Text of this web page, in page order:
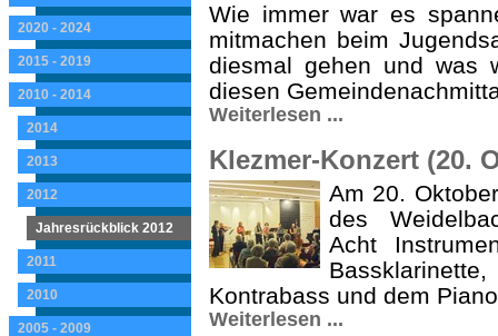
2020 - 2024
2015 - 2019
2010 - 2014
2014
2013
2012
Jahresrückblick 2012
2011
2010
2005 - 2009
Wie immer war es
mitmachen beim
diesmal gehen und was
diesen
Weiterlesen ...
Klezmer-Konzert (20.
Am 20.
des
Acht
Kontrabass und dem
Weiterlesen ...